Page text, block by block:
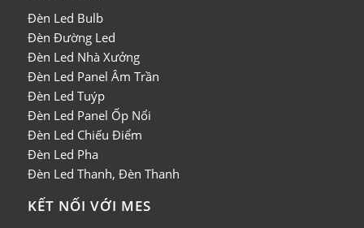
Đèn Led Bulb
Đèn Đường Led
Đèn Led Nhà Xưởng
Đèn Led Panel Âm Trần
Đèn Led Tuýp
Đèn Led Panel Ốp Nổi
Đèn Led Chiếu Điểm
Đèn Led Pha
Đèn Led Thanh, Đèn Thanh
KẾT NỐI VỚI MES